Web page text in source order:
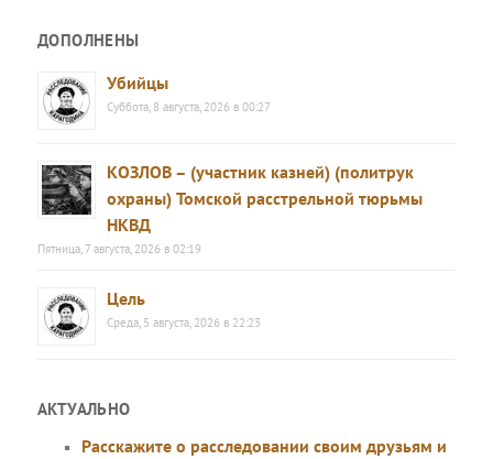
ДОПОЛНЕНЫ
Убийцы
Суббота, 8 августа, 2026 в 00:27
КОЗЛОВ – (участник казней) (политрук
охраны) Томской расстрельной тюрьмы
НКВД
Пятница, 7 августа, 2026 в 02:19
Цель
Среда, 5 августа, 2026 в 22:23
АКТУАЛЬНО
Расскажите о расследовании своим друзьям и